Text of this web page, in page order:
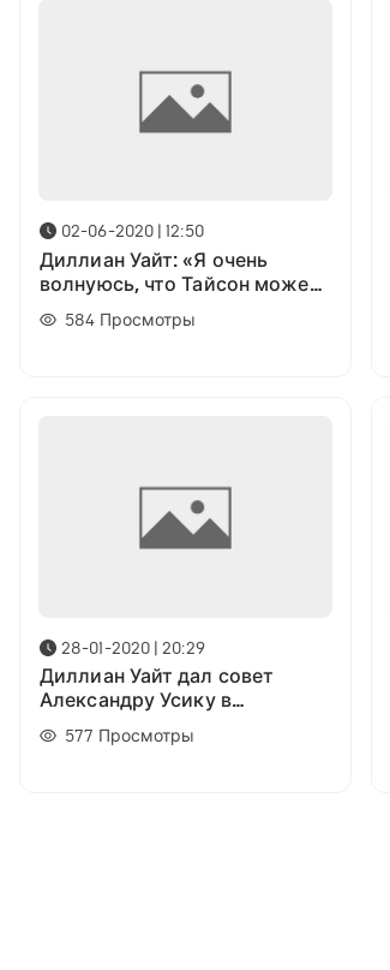
02-06-2020 | 12:50
Диллиан Уайт: «Я очень
волнуюсь, что Тайсон может
получить очень серьезную
травму»
584 Просмотры
28-01-2020 | 20:29
Диллиан Уайт дал совет
Александру Усику в
преддверии возможного боя
с Чисорой
577 Просмотры